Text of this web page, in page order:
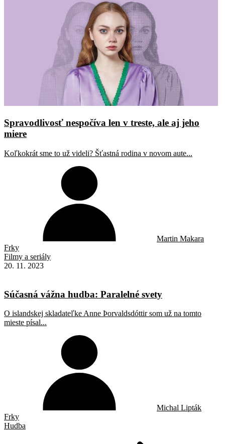
Spravodlivosť nespočíva len v treste, ale aj jeho
miere
Koľkokrát sme to už videli? Šťastná rodina v novom aute...
Martin Makara
Frky
Filmy a seriály
20. 11. 2023
Súčasná vážna hudba: Paralelné svety
O islandskej skladateľke Anne Þorvaldsdóttir som už na tomto
mieste písal...
Michal Lipták
Frky
Hudba